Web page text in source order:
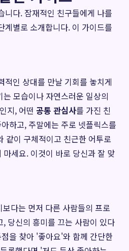
니다. 잠재적인 친구들에게 나를
계별로 소개합니다. 이 가이드를
인 상대를 만날 기회를 놓치게
모습이나 자연스러운 일상의
지, 어떤 공통 관심사를 가진 친
하고, 주말에는 주로 넷플릭스를
같이 구체적이고 친근한 어투로
세요. 이것이 바로 당신과 잘 맞
다는 먼저 다른 사람들의 프로
당신의 흥미를 끄는 사람이 있다
을 찾아 '좋아요'와 함께 간단한